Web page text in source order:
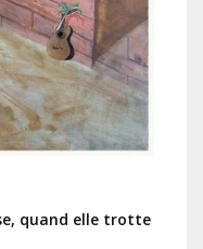
quand elle trotte